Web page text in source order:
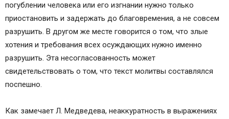
погублении человека или его изгнании нужно только
приостановить и задержать до благовремения, а не совсем
разрушить. В другом же месте говорится о том, что злые
хотения и требования всех осуждающих нужно именно
разрушить. Эта несогласованность может
свидетельствовать о том, что текст молитвы составлялся
поспешно.
Как замечает Л. Медведева, неаккуратность в выражениях